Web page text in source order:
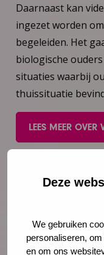
Deze
We gebruiken
personaliseren,
en om ons
Daarnaast kan
ingezet worden
begeleiden. Het
biologische
situaties waarbij
thuissituatie
LEES MEER OVER
Sinds april 2018
vast in onze
onderzochte
instrumenten